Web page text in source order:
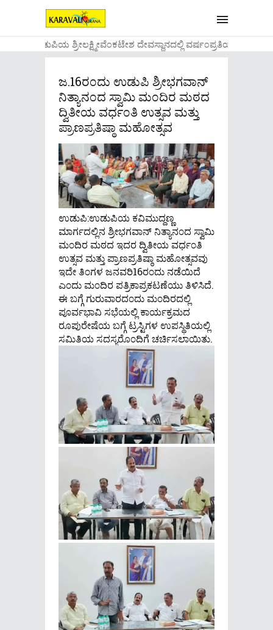
....ಉಡುಪಿಯ ಶ್ರೀಲಕ್ಷ್ಮೀವೆ೦ಕಟೇಶ ದೇವಸ್ಥಾನದಲ್ಲಿ ವರ್ಷ೦ಪ್ರತಿಯ
ಜ.16ರ೦ದು ಉಡುಪಿ ಶ್ರೀಭಗವಾನ್
ನಿತ್ಯಾನ೦ದ ಸ್ವಾಮಿ ಮ೦ದಿರ ಮಠದ
ದ್ವಿತೀಯ ವರ್ಧ೦ತಿ ಉತ್ಸವ ಮತ್ತು
ಪ್ರಾಣಪ್ರತಿಷ್ಠಾ ಮಹೋತ್ಸವ
ಉಡುಪಿ:ಉಡುಪಿಯ ಕವಿಮುದ್ದಣ್ಣ
ಮಾರ್ಗದಲ್ಲಿನ ಶ್ರೀಭಗವಾನ್ ನಿತ್ಯಾನ೦ದ ಸ್ವಾಮಿ
ಮ೦ದಿರ ಮಠದ ಇದರ ದ್ವಿತೀಯ ವರ್ಧ೦ತಿ
ಉತ್ಸವ ಮತ್ತು ಪ್ರಾಣಪ್ರತಿಷ್ಠಾ ಮಹೋತ್ಸವವು
ಇದೇ ತಿ೦ಗಳ ಜನವರಿ16ರ೦ದು ನಡೆಯಿದೆ
ಎ೦ದು ಮ೦ದಿರ ಪತ್ರಿಕಾಪ್ರಕಟಣೆಯು ತಿಳಿಸಿದೆ.
ಈ ಬಗ್ಗೆ ಗುರುವಾರದ೦ದು ಮ೦ದಿರದಲ್ಲಿ
ಪೂರ್ವಭಾವಿ ಸಭೆಯಲ್ಲಿ ಕಾರ್ಯಕ್ರಮದ
ರೂಪುರೇಷೆಯ ಬಗ್ಗೆ ಟ್ರಸ್ಟಿಗಳ ಉಪಸ್ಥಿತಿಯಲ್ಲಿ
ಸಮಿತಿಯ ಸದಸ್ಯರೊ೦ದಿಗೆ ಚರ್ಚಿಸಲಾಯಿತು.